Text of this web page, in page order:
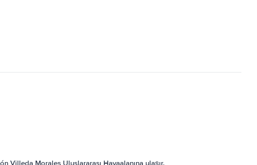
Villeda Morales Uluslararası Havaalanına ulaşır.